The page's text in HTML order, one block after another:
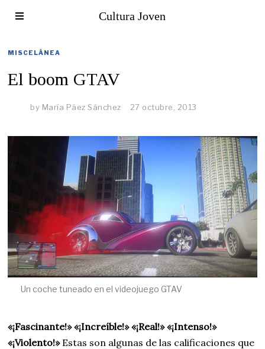
Cultura Joven
MISCELÁNEA
El boom GTAV
by María Páez Sánchez 27 octubre, 2013
Un coche tuneado en el videojuego GTAV
«¡Fascinante!» «¡Increíble!» «¡Real!» «¡Intenso!»
«¡Violento!»Estas son algunas de las calificaciones que